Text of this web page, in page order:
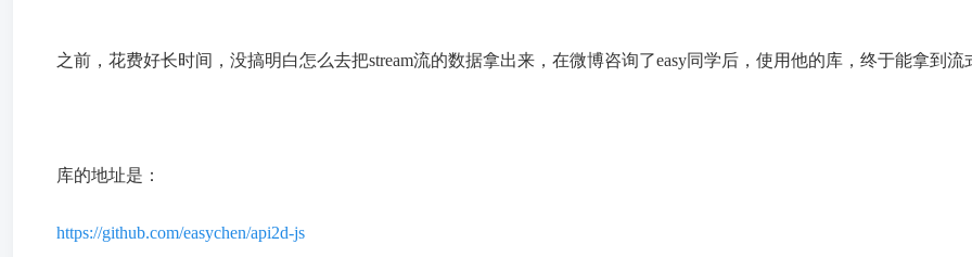
之前，花费好长时间，没搞明白怎么去把stream流的数据拿出来，在微博咨询了easy同学后，使用他的库，终于能拿到流
库的地址是：
https://github.com/easychen/api2d-js